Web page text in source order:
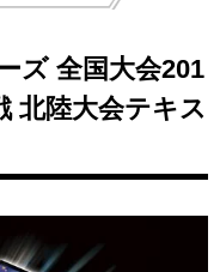
ズ 全国大会201
北陸大会テキス